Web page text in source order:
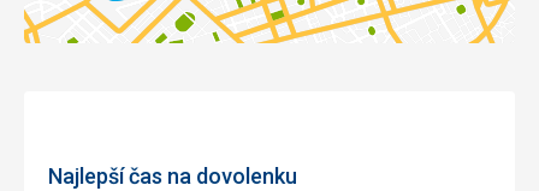
Najlepší čas na dovolenku